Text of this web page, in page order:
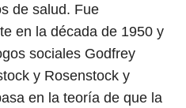
de salud. Fue
en la década de 1950 y
sociales Godfrey
y Rosenstock y
en la teoría de que la